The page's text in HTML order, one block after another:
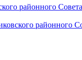
районного
районного